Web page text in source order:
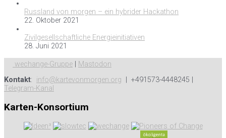
Russland von morgen – ein hybrider Hackathon
22. Oktober 2021
Zivilgesellschaftliche Energieinitiativen
28. Juni 2021
wechange-Gruppe
Mastodon
Kontakt: info@kartevonmorgen.org | +491573-4448245 |
Telegram-Kanal
Karten-Konsortium